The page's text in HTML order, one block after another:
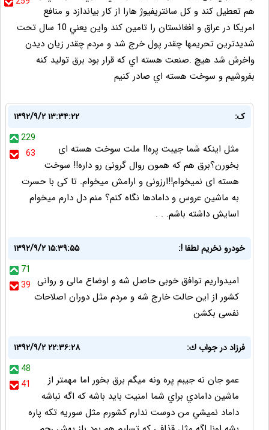
هم تعطيل كند و كل سانتريفيوژ هارا از كار بياندازد و منافع
امريكا در عراق و افغانستان را تامين كند واين يعني 10 سال تحت
شديدترين تحريمها چقدر پول خرج شد و مردم چقدر زيان ديدن
واخرش شد هيچ .صنعت هسته اي كه قرار بود برق توليد كنه
بفروشيم و سوخت هسته اي صادر كنيم
ک:
۱۳۹۲/۹/۲ ۱۳:۳۴:۲۲
229
63
مثل اینکه شما جیبت پره!! ملت سوخت هسته ای
بخورن؟برق هم که همون روال گرونی رو داره!! سوخت
هسته ای نمیخوام!!ارزونی و ارامش میخوام. تا کی با حسرت
به ماشین عروس و دامادها نگاه کنم؟ منم دل دارم میخوام
اسایش داشته باشم. . .
خودرو نخریم لطفا !:
۱۳۹۲/۹/۲ ۱۵:۳۹:۵۵
71
39 امیدواریم توافق خوبی حاصل شه و اوضاع مالی و روانی
کشور از این حالت خارج شه و مردم مثل دوران اصلاحات
نفسی بکشن
فرزاد در جواب ك:
۱۳۹۲/۹/۲ ۲۲:۳۶:۲۸
48
41
عمو جان نه جيبم پره ونه ميگم برق بخور اما مهمتر از
ماشين دامادي براي شما امنيت بايد باشه كه اگه نباشه
داماد نميشي من دوست ندارم كشورم مثل سوريه تكه پاره